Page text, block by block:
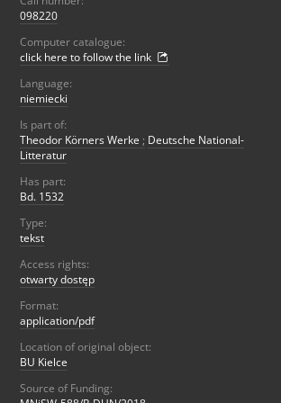
098220
Computer catalogue:
click here to follow the link
Language:
niemiecki
Is part of:
Theodor Körners Werke ; Deutsche National-
Litteratur
Has part:
Bd. 1532
Type:
tekst
Access rights:
otwarty dostęp
Format:
application/pdf
Location of original object:
BU Kielce
Source of Funding: